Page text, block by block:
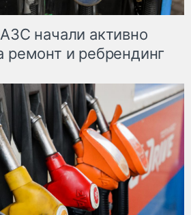
начали активно
ремонт и ребрендинг